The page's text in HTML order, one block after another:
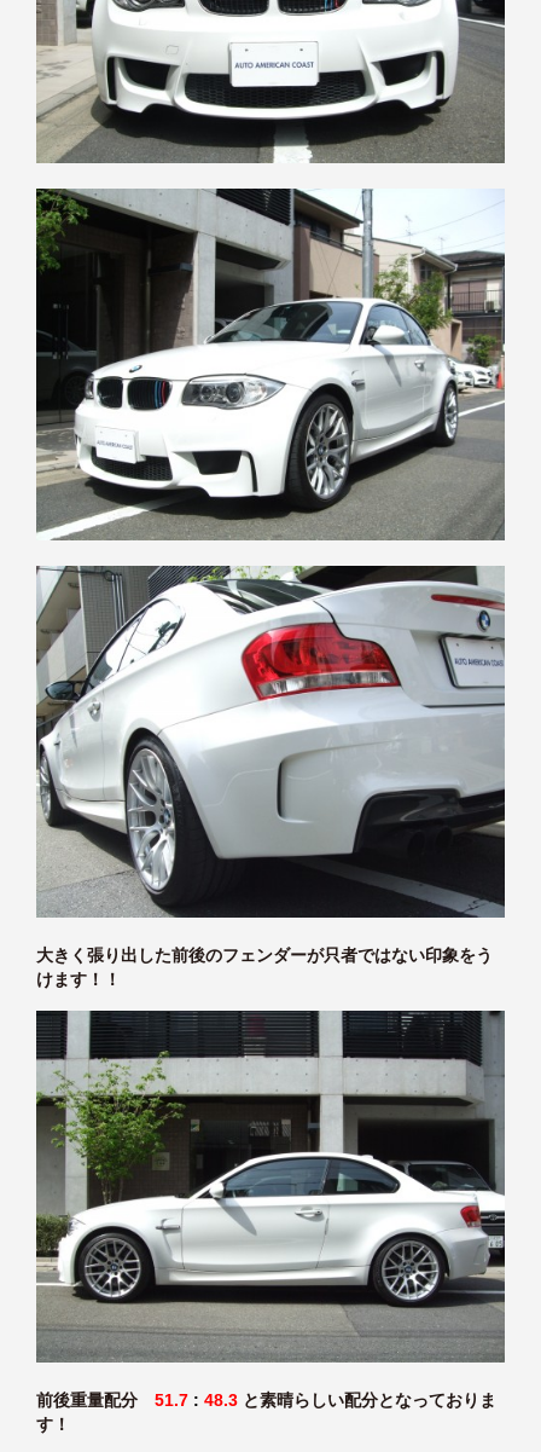
大きく張り出した前後のフェンダーが只者ではない印象をう
けます！！
前後重量配分 51.7 : 48.3 と素晴らしい配分となっておりま
す！